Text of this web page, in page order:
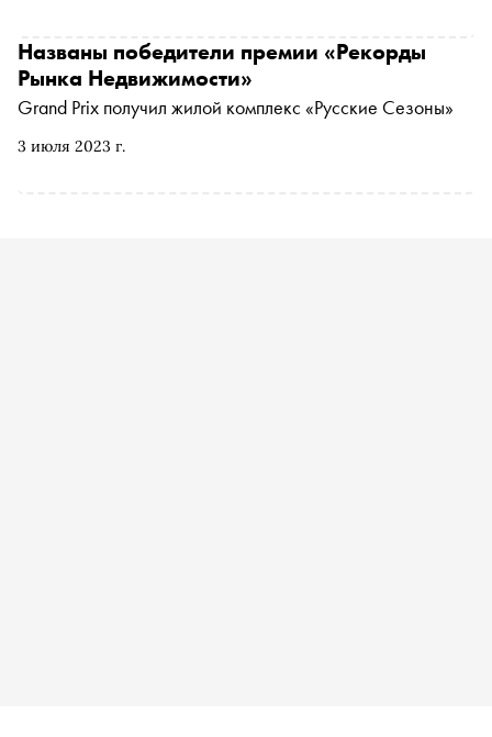
3 июля 2023 г.
Названы победители премии «Рекорды
Рынка Недвижимости»
Grand Prix получил жилой комплекс «Русские Сезоны»